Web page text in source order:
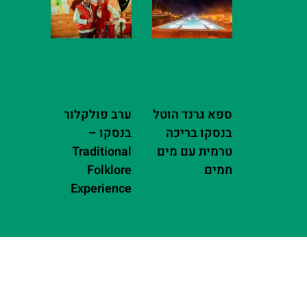
ספא גרנד הוטל
בנסקו בריכה
טרמית עם מים
חמים
ערב פולקלור
בנסקו –
Traditional
Folklore
Experience